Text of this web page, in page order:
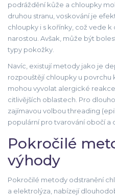
podráždění kůže a chloupky
druhou stranu, voskování je
chloupky i s kořínky, což vede
narostou. Avšak, může být
typy pokožky.
Navíc, existují metody jako je
rozpouštějí chloupky u povrchu
mohou vyvolat alergické
citlivějších oblastech. Pro
zajímavou volbou threading
populární pro tvarování obočí a
Pokročilé
výhody
Pokročilé metody odstranění
a elektrolýza, nabízejí